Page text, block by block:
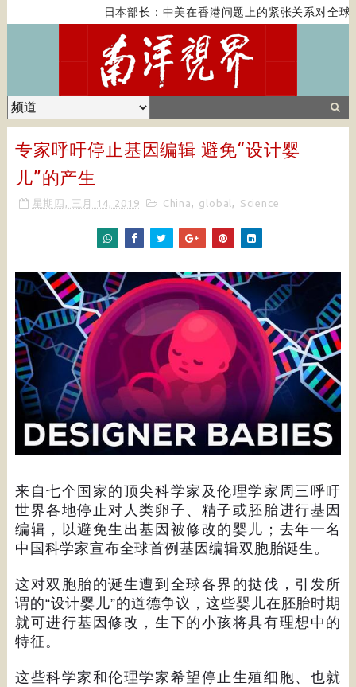
日本部长：中美在香港问题上的紧张关系对全球经
专家呼吁停止基因编辑 避免“设计婴
儿”的产生
星期四, 三月 14, 2019 China , global , Science
来自七个国家的顶尖科学家及伦理学家周三呼吁
世界各地停止对人类卵子、精子或胚胎进行基因
编辑，以避免生出基因被修改的婴儿；去年一名
中国科学家宣布全球首例基因编辑双胞胎诞生。
这对双胞胎的诞生遭到全球各界的挞伐，引发所
谓的“设计婴儿”的道德争议，这些婴儿在胚胎时期
就可进行基因修改，生下的小孩将具有理想中的
特征。
这些科学家和伦理学家希望停止生殖细胞、也就